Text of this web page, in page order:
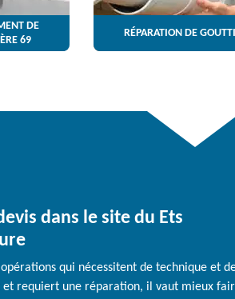
DE
69
RÉPARATION DE
dans le site du Ets
qui nécessitent de technique et
requiert une réparation, il vaut mieux